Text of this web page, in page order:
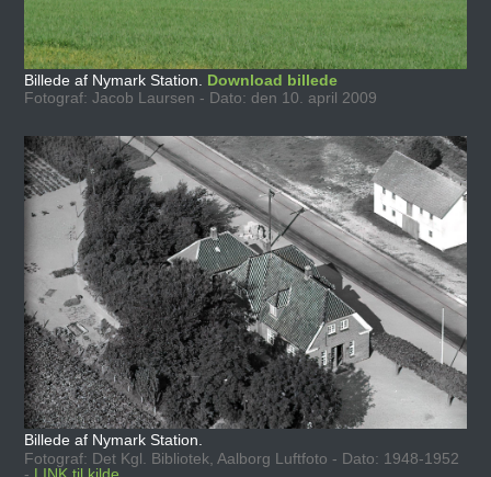
Billede af Nymark Station. Download billede
Fotograf: Jacob Laursen - Dato: den 10. april 2009
Billede af Nymark Station.
Fotograf: Det Kgl. Bibliotek, Aalborg Luftfoto - Dato: 1948-1952
- LINK til kilde.